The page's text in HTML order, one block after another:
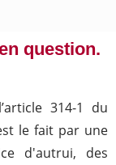
question.
314-1 du
le fait par une
d'autrui, des